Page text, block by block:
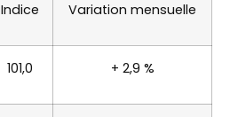
Indice Variation mensuelle
101,0 + 2,9 %